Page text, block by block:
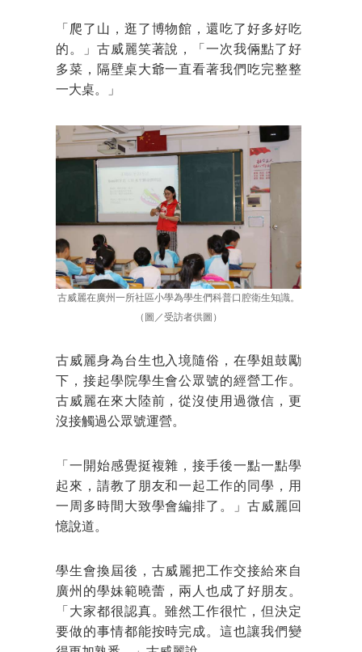
「爬了山，逛了博物館，還吃了好多好吃
的。」古威麗笑著說，「一次我倆點了好
多菜，隔壁桌大爺一直看著我們吃完整整
一大桌。」
古威麗在廣州一所社區小學為學生們科普口腔衛生知識。
（圖／受訪者供圖）
古威麗身為台生也入境隨俗，在學姐鼓勵
下，接起學院學生會公眾號的經營工作。
古威麗在來大陸前，從沒使用過微信，更
沒接觸過公眾號運營。
「一開始感覺挺複雜，接手後一點一點學
起來，請教了朋友和一起工作的同學，用
一周多時間大致學會編排了。」古威麗回
憶說道。
學生會換屆後，古威麗把工作交接給來自
廣州的學妹範曉蕾，兩人也成了好朋友。
「大家都很認真。雖然工作很忙，但決定
要做的事情都能按時完成。這也讓我們變